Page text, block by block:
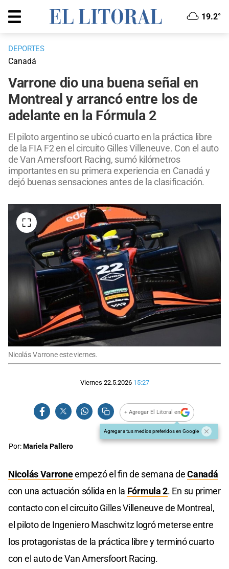
19.2°
DEPORTES
Canadá
Varrone dio una buena señal en
Montreal y arrancó entre los de
adelante en la Fórmula 2
El piloto argentino se ubicó cuarto en la práctica libre
de la FIA F2 en el circuito Gilles Villeneuve. Con el auto
de Van Amersfoort Racing, sumó kilómetros
importantes en su primera experiencia en Canadá y
dejó buenas sensaciones antes de la clasificación.
Nicolás Varrone este viernes.
Viernes 22.5.2026 15:27
+ Agregar El Litoral en
Agregar a tus medios preferidos en Google
Por:Mariela Pallero
Nicolás Varroneempezó el fin de semana deCanadá
con una actuación sólida en la Fórmula 2. En su primer
contacto con el circuito Gilles Villeneuve de Montreal,
el piloto de Ingeniero Maschwitz logró meterse entre
los protagonistas de la práctica libre y terminó cuarto
con el auto de Van Amersfoort Racing.